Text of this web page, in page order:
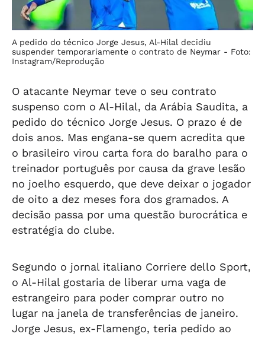
A pedido do técnico Jorge Jesus, Al-Hilal decidiu
suspender temporariamente o contrato de Neymar - Foto:
Instagram/Reprodução
O atacante Neymar teve o seu contrato
suspenso com o Al-Hilal, da Arábia Saudita, a
pedido do técnico Jorge Jesus. O prazo é de
dois anos. Mas engana-se quem acredita que
o brasileiro virou carta fora do baralho para o
treinador português por causa da grave lesão
no joelho esquerdo, que deve deixar o jogador
de oito a dez meses fora dos gramados. A
decisão passa por uma questão burocrática e
estratégia do clube.
Segundo o jornal italiano Corriere dello Sport,
o Al-Hilal gostaria de liberar uma vaga de
estrangeiro para poder comprar outro no
lugar na janela de transferências de janeiro.
Jorge Jesus, ex-Flamengo, teria pedido ao